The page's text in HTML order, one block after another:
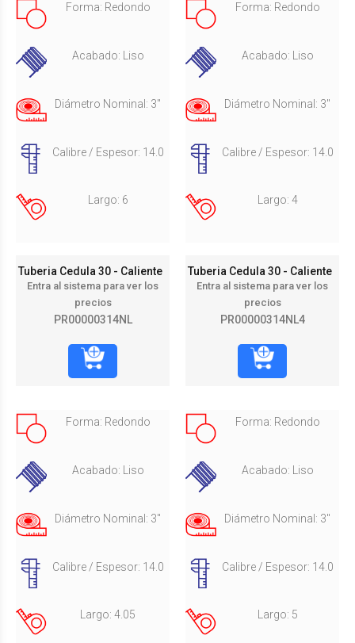
Forma: Redondo
Acabado: Liso
Diámetro Nominal: 3"
Calibre / Espesor: 14.0
Largo: 6
Tuberia Cedula 30 - Caliente
Entra al sistema para ver los
precios
PR00000314NL
Forma: Redondo
Acabado: Liso
Diámetro Nominal: 3"
Calibre / Espesor: 14.0
Largo: 4
Tuberia Cedula 30 - Caliente
Entra al sistema para ver los
precios
PR00000314NL4
Forma: Redondo
Acabado: Liso
Diámetro Nominal: 3"
Calibre / Espesor: 14.0
Largo: 4.05
Forma: Redondo
Acabado: Liso
Diámetro Nominal: 3"
Calibre / Espesor: 14.0
Largo: 5